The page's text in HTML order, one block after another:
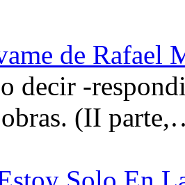
de Rafael
decir -
obras. (II